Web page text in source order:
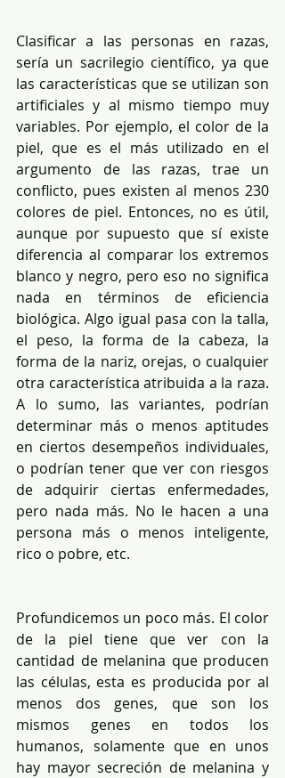
Clasificar a las personas en razas,
sería un sacrilegio científico, ya que
las características que se utilizan son
artificiales y al mismo tiempo muy
variables. Por ejemplo, el color de la
piel, que es el más utilizado en el
argumento de las razas, trae un
conflicto, pues existen al menos 230
colores de piel. Entonces, no es útil,
aunque por supuesto que sí existe
diferencia al comparar los extremos
blanco y negro, pero eso no significa
nada en términos de eficiencia
biológica. Algo igual pasa con la talla,
el peso, la forma de la cabeza, la
forma de la nariz, orejas, o cualquier
otra característica atribuida a la raza.
A lo sumo, las variantes, podrían
determinar más o menos aptitudes
en ciertos desempeños individuales,
o podrían tener que ver con riesgos
de adquirir ciertas enfermedades,
pero nada más. No le hacen a una
persona más o menos inteligente,
rico o pobre, etc.
Profundicemos un poco más. El color
de la piel tiene que ver con la
cantidad de melanina que producen
las células, esta es producida por al
menos dos genes, que son los
mismos genes en todos los
humanos, solamente que en unos
hay mayor secreción de melanina y